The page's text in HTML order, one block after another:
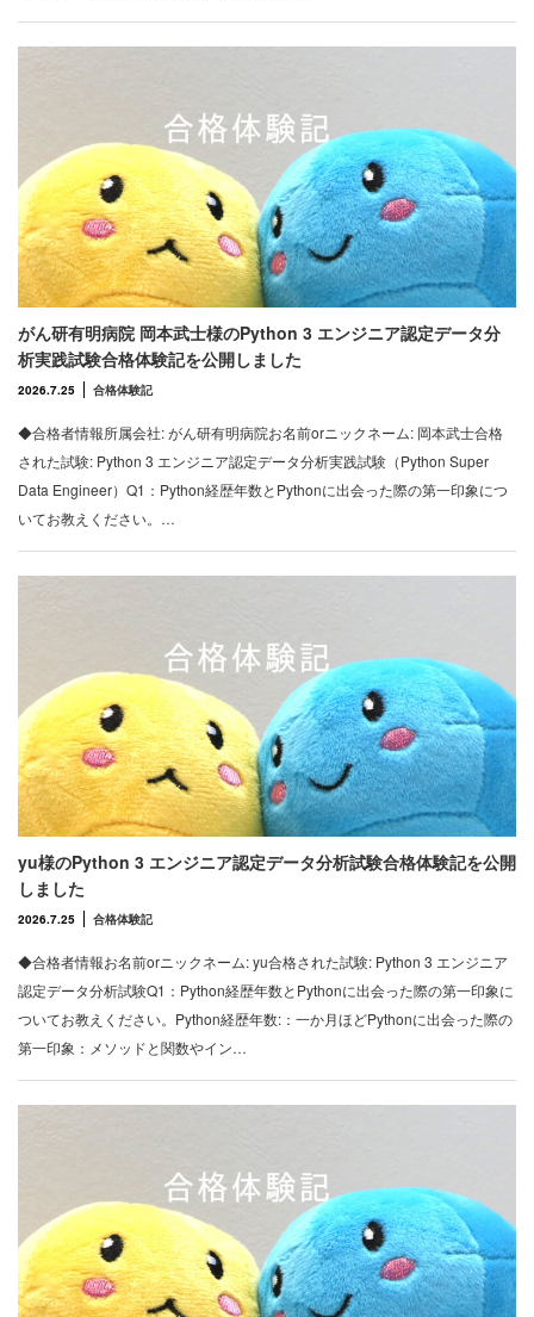
がん研有明病院 岡本武士様のPython 3 エンジニア認定データ分
析実践試験合格体験記を公開しました
2026.7.25 合格体験記
◆合格者情報所属会社: がん研有明病院お名前orニックネーム: 岡本武士合格
された試験: Python 3 エンジニア認定データ分析実践試験（Python Super
Data Engineer）Q1：Python経歴年数とPythonに出会った際の第一印象につ
いてお教えください。…
yu様のPython 3 エンジニア認定データ分析試験合格体験記を公開
しました
2026.7.25 合格体験記
◆合格者情報お名前orニックネーム: yu合格された試験: Python 3 エンジニア
認定データ分析試験Q1：Python経歴年数とPythonに出会った際の第一印象に
ついてお教えください。Python経歴年数:：一か月ほどPythonに出会った際の
第一印象：メソッドと関数やイン…